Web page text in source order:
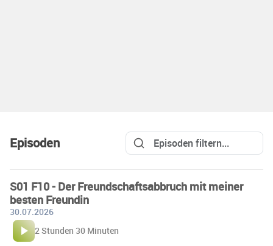
Episoden
S01 F10 - Der Freundschaftsabbruch mit meiner
besten Freundin
30.07.2026
2 Stunden 30 Minuten